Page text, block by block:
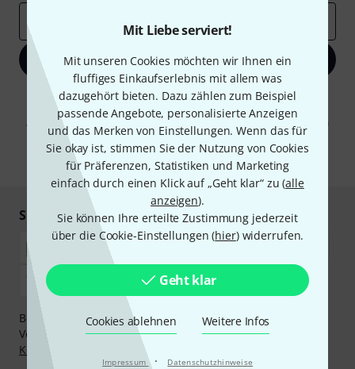
Mit Liebe serviert!
Mit unseren Cookies möchten wir Ihnen ein
fluffiges Einkaufserlebnis mit allem was
dazugehört bieten. Dazu zählen zum Beispiel
passende Angebote, personalisierte Anzeigen
und das Merken von Einstellungen. Wenn das für
Sie okay ist, stimmen Sie der Nutzung von Cookies
für Präferenzen, Statistiken und Marketing
einfach durch einen Klick auf „Geht klar“ zu (alle
anzeigen).
Sie können Ihre erteilte Zustimmung jederzeit
über die Cookie-Einstellungen (hier) widerrufen.
Geht klar
Cookies ablehnen Weitere Infos
Impressum · Datenschutzhinweise
Jetzt anmelden
Mit Klick auf „Jetzt anmelden“ stimmen Sie dem Erhalt von E-Mail-
Werbung und einer Messung des E-Mail-Nutzungsverhaltens zu. Die
Abmeldung ist jederzeit möglich. Weitere Informationen finden Sie in
unserenDatenschutzhinweisen.
* Pflichtfeld
Sicher einkaufen & bezahlen
Bezahlen Sie vertraulich und sicher per Nachnahme,
Vorkasse, PayPal, Amazon Pay,
Klarna Sofort bezahlen
Klarna Ratenzahlung
oder Kreditkarte.